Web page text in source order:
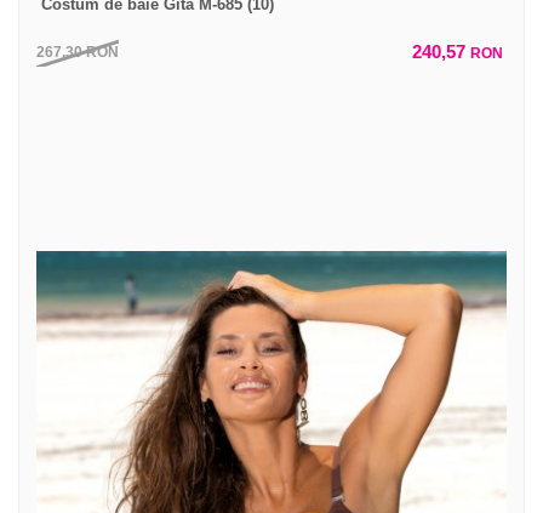
Costum de baie Gita M-685 (10)
267,30RON 240,57 RON